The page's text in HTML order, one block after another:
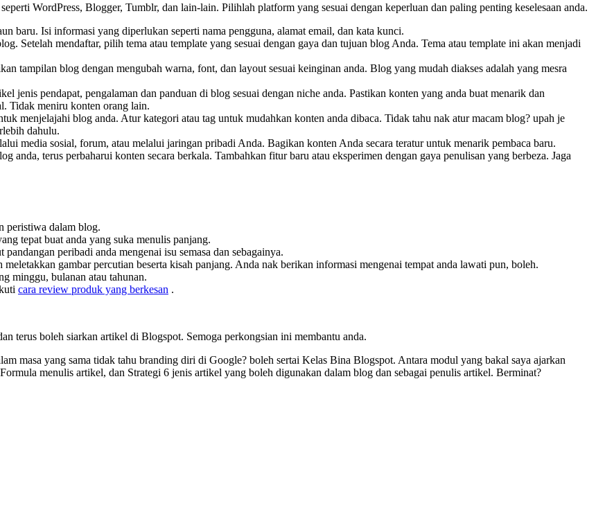
WordPress, Blogger, Tumblr, dan lain-lain. Pilihlah platform yang sesuai dengan keperluan dan paling penting keselesaan anda.
baru. Isi informasi yang diperlukan seperti nama pengguna, alamat email, dan kata kunci.
Setelah mendaftar, pilih tema atau template yang sesuai dengan gaya dan tujuan blog Anda. Tema atau template ini akan menjadi
tampilan blog dengan mengubah warna, font, dan layout sesuai keinginan anda. Blog yang mudah diakses adalah yang mesra
jenis pendapat, pengalaman dan panduan di blog sesuai dengan niche anda. Pastikan konten yang anda buat menarik dan
Tidak meniru konten orang lain.
menjelajahi blog anda. Atur kategori atau tag untuk mudahkan konten anda dibaca. Tidak tahu nak atur macam blog? upah je
dahulu.
media sosial, forum, atau melalui jaringan pribadi Anda. Bagikan konten Anda secara teratur untuk menarik pembaca baru.
anda, terus perbaharui konten secara berkala. Tambahkan fitur baru atau eksperimen dengan gaya penulisan yang berbeza. Jaga
peristiwa dalam blog.
tepat buat anda yang suka menulis panjang.
peribadi anda mengenai isu semasa dan sebagainya.
gambar percutian beserta kisah panjang. Anda nak berikan informasi mengenai tempat anda lawati pun, boleh.
minggu, bulanan atau tahunan.
cara review produk yang berkesan .
terus boleh siarkan artikel di Blogspot. Semoga perkongsian ini membantu anda.
masa yang sama tidak tahu branding diri di Google? boleh sertai Kelas Bina Blogspot. Antara modul yang bakal saya ajarkan
menulis artikel, dan Strategi 6 jenis artikel yang boleh digunakan dalam blog dan sebagai penulis artikel. Berminat?